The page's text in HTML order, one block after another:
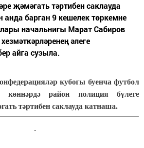
җәмәгать тәртибен саклауда
анда барган 9 кешелек төркемне
начальнигы Марат Сабиров
әлеге
айга сузыла.
кубогы буенча футбол
көннәрдә район полиция бүлеге
тәртибен саклауда катнаша.